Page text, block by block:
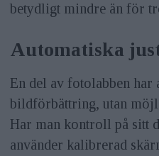
betydligt mindre än för
Automatiska
En del av fotolabben har
bildförbättring, utan
Har man kontroll på sitt
använder kalibrerad